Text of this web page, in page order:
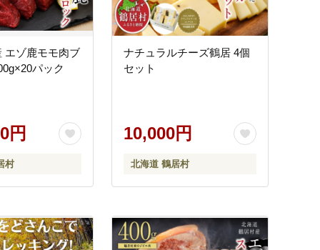
エゾ鹿モモ肉ブ
パック
円
村
ナチュラルチーズ鶴居 4個
セット
10,000円
北海道 鶴居村